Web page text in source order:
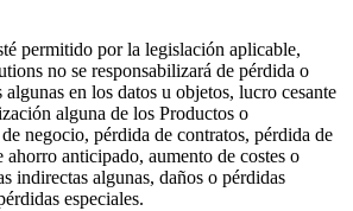
permitido por la legislación aplicable,
no se responsabilizará de pérdida o
en los datos u objetos, lucro cesante
alguna de los Productos o
negocio, pérdida de contratos, pérdida de
anticipado, aumento de costes o
indirectas algunas, daños o pérdidas
especiales.